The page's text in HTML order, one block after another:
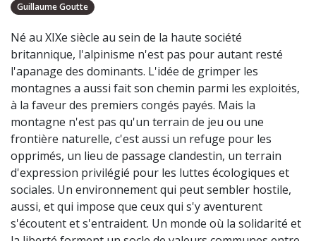
Guillaume Goutte
Né au XIXe siècle au sein de la haute société
britannique, l'alpinisme n'est pas pour autant resté
l'apanage des dominants. L'idée de grimper les
montagnes a aussi fait son chemin parmi les exploités,
à la faveur des premiers congés payés. Mais la
montagne n'est pas qu'un terrain de jeu ou une
frontière naturelle, c'est aussi un refuge pour les
opprimés, un lieu de passage clandestin, un terrain
d'expression privilégié pour les luttes écologiques et
sociales. Un environnement qui peut sembler hostile,
aussi, et qui impose que ceux qui s'y aventurent
s'écoutent et s'entraident. Un monde où la solidarité et